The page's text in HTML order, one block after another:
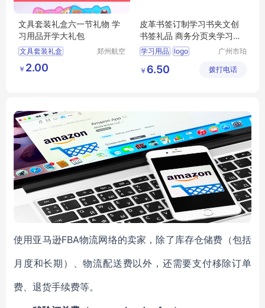
文具套装礼盒六一节礼物 学
习用品开学大礼包
文具套装礼盒
六一节礼物
学习用品开学大礼包
郑州航空
￥ 2.00
皮革书签订制学习书夹文创
书签礼品 商务分页夹学习用
品压印logo
学习用品 logo
广州市珀
限公司
￥ 6.50 拨打电话
使用亚马逊FBA物流网络的卖家，除了库存仓储费（包括
月度和长期）、物流配送费以外，还需要支付移除订单
费、退货手续费等。